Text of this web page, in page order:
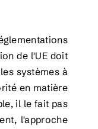
de l'UE doit
systèmes à
en matière
il le fait pas
l'approche